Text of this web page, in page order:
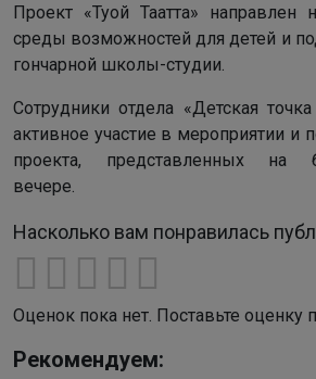
Проект «Туой Таатта» направлен
среды возможностей для детей и
гончарной школы-студии.
Сотрудники отдела «Детская
активное участие в мероприятии и
проекта, представленных на
вечере.
Насколько вам понравилась
Оценок пока нет. Поставьте оценку
Рекомендуем: